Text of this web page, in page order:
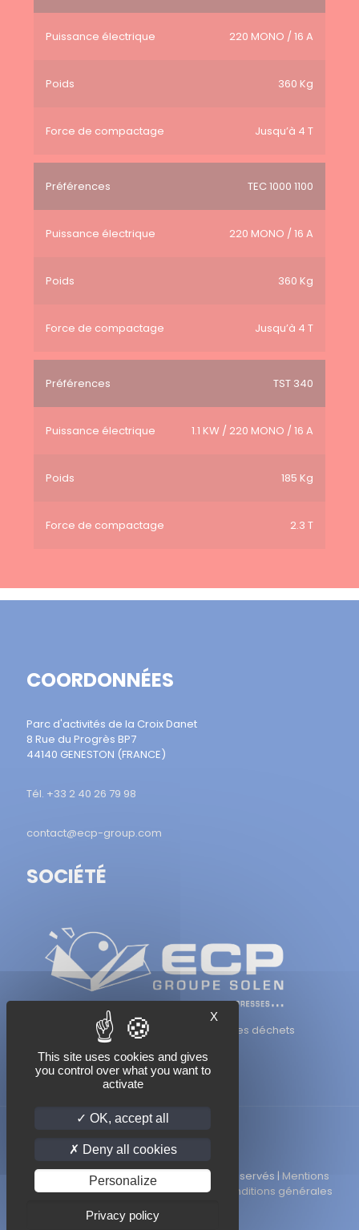
Puissance électrique 220 MONO / 16 A
Poids 360 Kg
Force de compactage Jusqu’à 4 T
Préférences TEC 1000 1100
Puissance électrique 220 MONO / 16 A
Poids 360 Kg
Force de compactage Jusqu’à 4 T
Préférences TST 340
Puissance électrique 1.1 KW / 220 MONO / 16 A
Poids 185 Kg
Force de compactage 2.3 T
COORDONNÉES
Parc d'activités de la Croix Danet
8 Rue du Progrès BP7
44140 GENESTON (FRANCE)
Tél. +33 2 40 26 79 98
contact@ecp-group.com
SOCIÉTÉ
38 ans d'expérience dans la réduction des déchets
© 2022 ECP, Groupe Solen, tous droits réservés | Mentions
légales|Politique de confidentialité
Conditions générales
X
This site uses cookies and gives
you control over what you want to
activate
OK, accept all
Deny all cookies
Personalize
Privacy policy